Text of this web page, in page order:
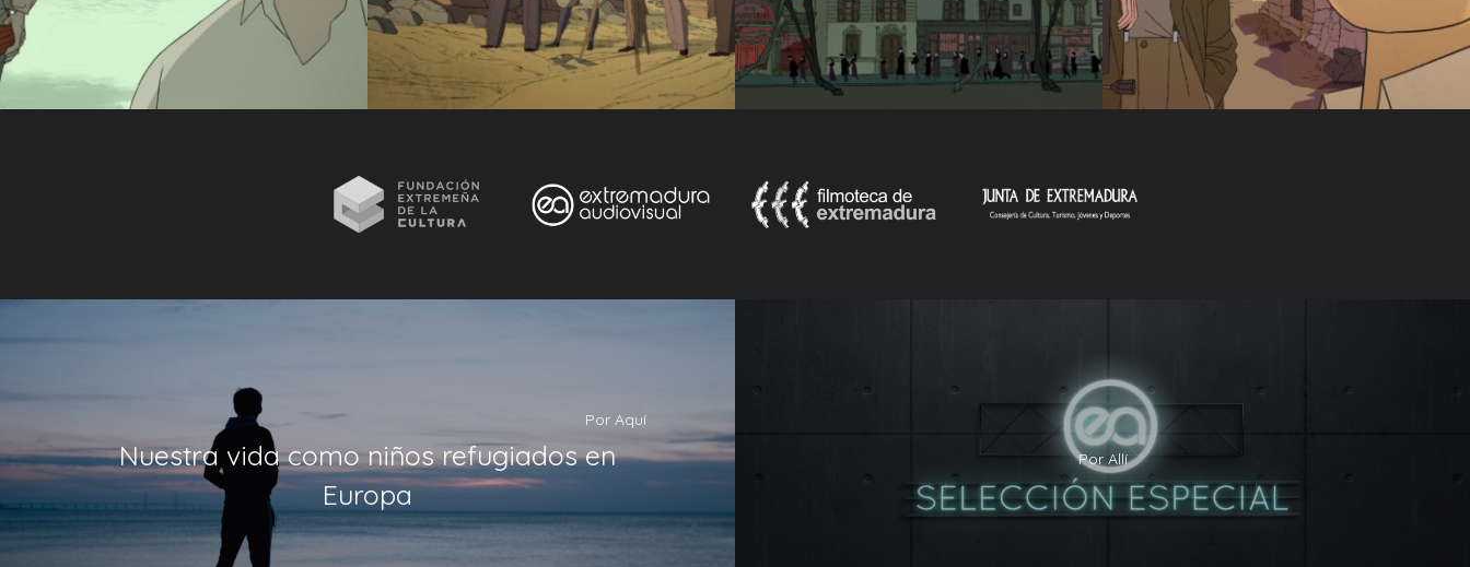
Por Aquí
Nuestra vida como niños refugiados en
Europa
Por Allí